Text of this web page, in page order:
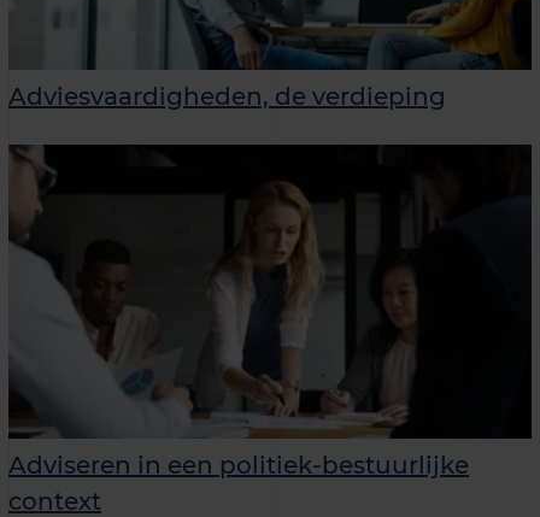
Adviesvaardigheden, de verdieping
Adviseren in een politiek-bestuurlijke
context